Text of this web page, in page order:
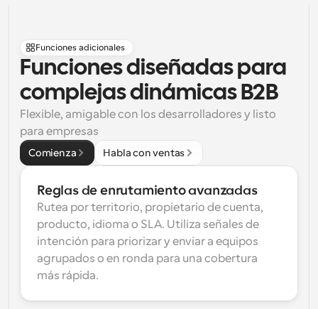
Funciones adicionales
Funciones diseñadas para
complejas dinámicas B2B
Flexible, amigable con los desarrolladores y listo
para empresas
Comienza Habla con ventas
Reglas de enrutamiento avanzadas
Rutea por territorio, propietario de cuenta,
producto, idioma o SLA. Utiliza señales de
intención para priorizar y enviar a equipos
agrupados o en ronda para una cobertura
más rápida.